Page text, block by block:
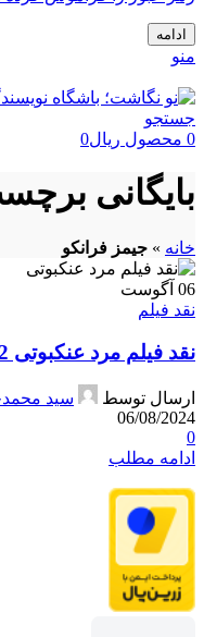
ادامه
منو
جستجو
0 محصول ریال0
بایگانی
خانه » جیمز فرانکو
06 آگوست
نقد فیلم
نقد فیلم مرد عنکبوتی 2 (Spider-Man 2)
ارسال توسط
سید
06/08/2024
0
ادامه مطلب